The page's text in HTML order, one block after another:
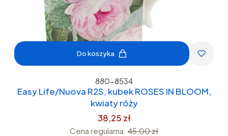
Do koszyka
880-8534
Easy Life/Nuova R2S, kubek ROSES IN BLOOM,
kwiaty róży
38,25 zł
Cena regularna: 45,00 zł